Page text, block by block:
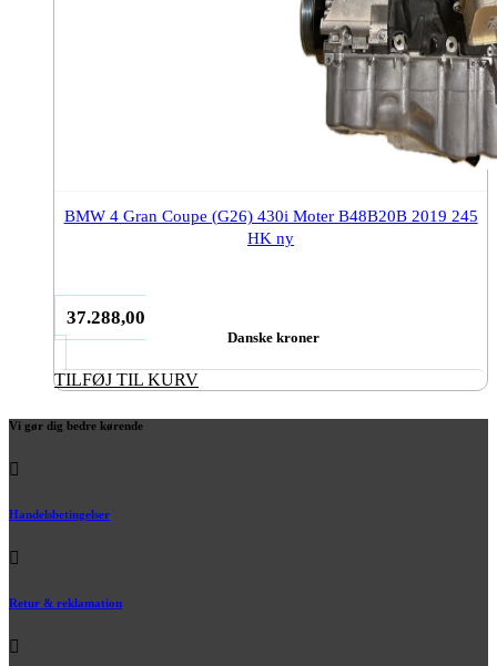
BMW 4 Gran Coupe (G26) 430i Moter B48B20B 2019 245
HK ny
37.288,00
Danske kroner
TILFØJ TIL KURV
Vi gør dig bedre kørende
Handelsbetingelser
Retur & reklamation